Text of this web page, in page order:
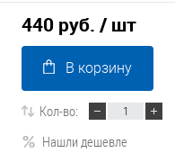
440 руб. / шт
В корзину
Кол-во:
Нашли дешевле